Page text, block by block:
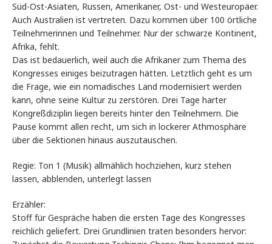
Süd-Ost-Asiaten, Russen, Amerikaner, Ost- und Westeuropäer.
Auch Australien ist vertreten. Dazu kommen über 100 örtliche
Teilnehmerinnen und Teilnehmer. Nur der schwarze Kontinent,
Afrika, fehlt.
Das ist bedauerlich, weil auch die Afrikaner zum Thema des
Kongresses einiges beizutragen hätten. Letztlich geht es um
die Frage, wie ein nomadisches Land modernisiert werden
kann, ohne seine Kultur zu zerstören. Drei Tage harter
Kongreßdiziplin liegen bereits hinter den Teilnehmern. Die
Pause kommt allen recht, um sich in lockerer Athmosphäre
über die Sektionen hinaus auszutauschen.
Regie: Ton 1 (Musik) allmählich hochziehen, kurz stehen
lassen, abblenden, unterlegt lassen
Erzähler:
Stoff für Gespräche haben die ersten Tage des Kongresses
reichlich geliefert. Drei Grundlinien traten besonders hervor: